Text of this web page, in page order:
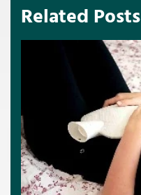
Related Posts